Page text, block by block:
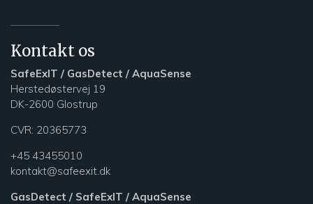
Kontakt os
SafeExIT / GasDetect / AquaSense
Herstedøstervej 19
DK-2600 Glostrup
CVR: 20365773
+45 43455010
kontakt@safeexit.dk
GasDetect / SafeExIT / AquaSense